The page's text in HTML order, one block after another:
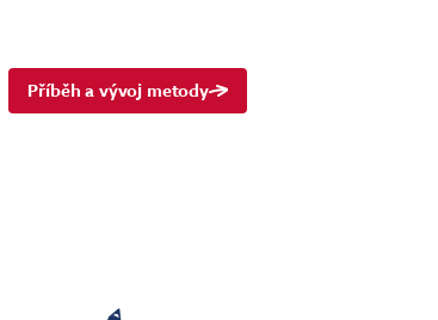
Příběh a vývoj metody